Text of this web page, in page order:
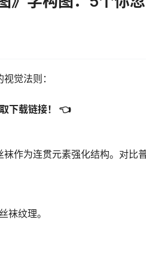
觉法则：
下载链接！ 👈
作为连贯元素强化结构。对比
袜纹理。